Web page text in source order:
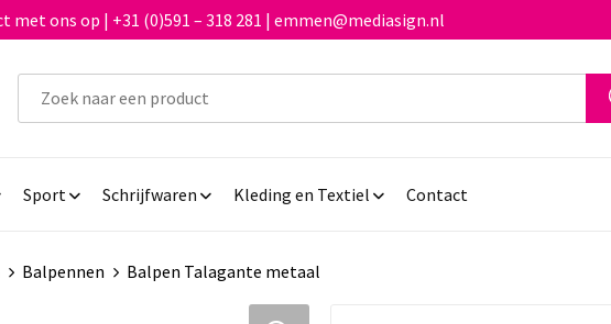
met ons op | +31 (0)591 – 318 281 | emmen@mediasign.nl
Sport Schrijfwaren Kleding en Textiel Contact
Balpennen Balpen Talagante metaal